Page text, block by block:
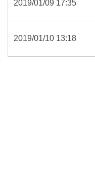
2019/01/09 17:35
2019/01/10 13:18